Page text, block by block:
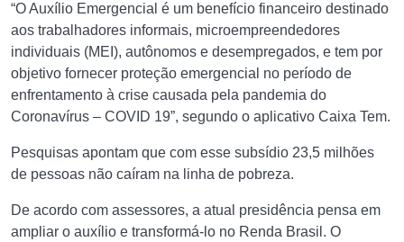
“O Auxílio Emergencial é um benefício financeiro destinado
aos trabalhadores informais, microempreendedores
individuais (MEI), autônomos e desempregados, e tem por
objetivo fornecer proteção emergencial no período de
enfrentamento à crise causada pela pandemia do
Coronavírus – COVID 19”, segundo o aplicativo Caixa Tem.
Pesquisas apontam que com esse subsídio 23,5 milhões
de pessoas não caíram na linha de pobreza.
De acordo com assessores, a atual presidência pensa em
ampliar o auxílio e transformá-lo no Renda Brasil. O